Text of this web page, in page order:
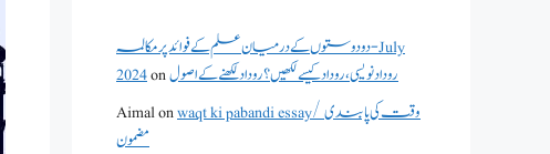
دو دوستوں کے درمیان علم کے فوائد پر مکالمہ - July
2024onروداد نویسی ،روداد کیسے لکھیں؟ روداد لکھنے کے اصول
Aimalonwaqt ki pabandi essay/ وقت کی پابندی
مضمون